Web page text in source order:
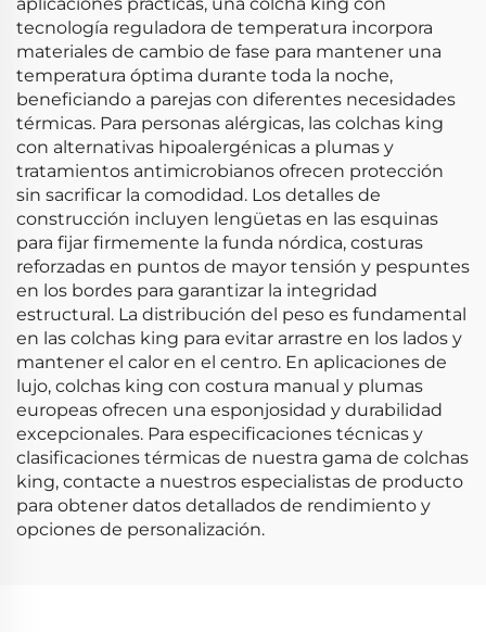
tecnología reguladora de temperatura incorpora
materiales de cambio de fase para mantener una
temperatura óptima durante toda la noche,
beneficiando a parejas con diferentes necesidades
térmicas. Para personas alérgicas, las colchas king
con alternativas hipoalergénicas a plumas y
tratamientos antimicrobianos ofrecen protección
sin sacrificar la comodidad. Los detalles de
construcción incluyen lengüetas en las esquinas
para fijar firmemente la funda nórdica, costuras
reforzadas en puntos de mayor tensión y pespuntes
en los bordes para garantizar la integridad
estructural. La distribución del peso es fundamental
en las colchas king para evitar arrastre en los lados y
mantener el calor en el centro. En aplicaciones de
lujo, colchas king con costura manual y plumas
europeas ofrecen una esponjosidad y durabilidad
excepcionales. Para especificaciones técnicas y
clasificaciones térmicas de nuestra gama de colchas
king, contacte a nuestros especialistas de producto
para obtener datos detallados de rendimiento y
opciones de personalización.